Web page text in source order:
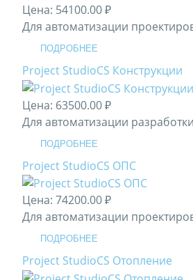
Цена: 54100.00 ₽
Для автоматизации
ПОДРОБНЕЕ
Project StudioCS Конструкции
Цена: 63500.00 ₽
Для автоматизации
ПОДРОБНЕЕ
Project StudioCS ОПС
Цена: 74200.00 ₽
Для автоматизации
ПОДРОБНЕЕ
Project StudioCS Отопление